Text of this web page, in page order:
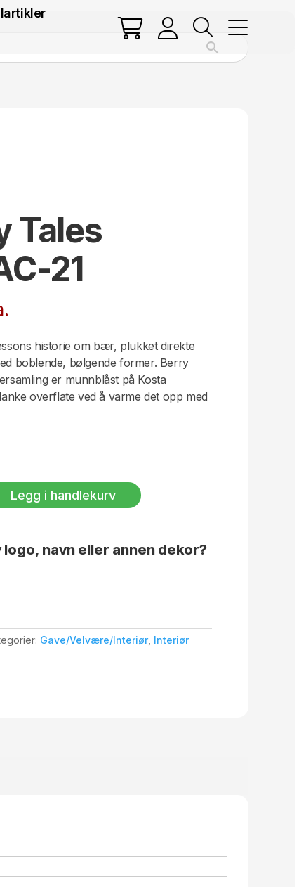
Tales
21
historie om bær, plukket direkte
boblende, bølgende former. Berry
er munnblåst på Kosta
overflate ved å varme det opp med
Legg i handlekurv
navn eller annen dekor?
Gave/Velvære/Interiør, Interiør